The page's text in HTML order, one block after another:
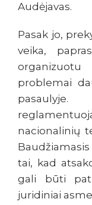
Audėjavas.
Pasak jo,
veika,
problemai
nacionalinių
tai, kad
gali būti
juridiniai